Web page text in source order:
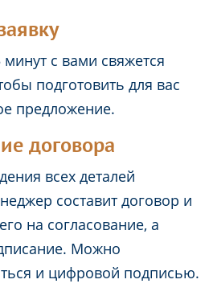
с вами свяжется
подготовить для вас
предложение.
договора
всех деталей
составит договор и
на согласование, а
Можно
и цифровой подписью.